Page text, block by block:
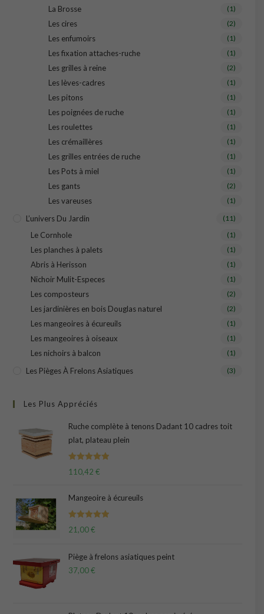
La Brosse (1)
Les cires (2)
Les enfumoirs (1)
Les fixation attaches-ruche (1)
Les grilles à reine (2)
Les lèves-cadres (1)
Les pitons (1)
Les poignées de ruche (1)
Les roulettes (1)
Les crémaillères (1)
Les grilles entrées de ruche (1)
Les Pots à miel (1)
Les gants (2)
Les vareuses (1)
L’univers Du Jardin (11)
Le Cornhole (1)
Les planches à palets (1)
Abris à Herisson (1)
Nichoir Mulit-Especes (1)
Les composteurs (2)
Les jardinières en bois Douglas naturel (2)
Les mangeoires à écureuils (1)
Les mangeoires à oiseaux (1)
Les nichoirs à balcon (1)
Les Pièges À Frelons Asiatiques (3)
Les Plus Appréciés
Ruche complète à tenons Dadant 10 cadres toit
plat, plateau plein
Note 5.00
110,42 €
Mangeoire à écureuils
Note 5.00
21,00€
Piège à frelons asiatiques peint
37,00€